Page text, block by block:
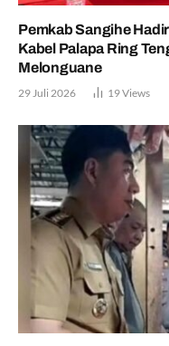
Pemkab Sangihe
Kabel Palapa Ring
Melonguane
29 Juli 2026 19Views